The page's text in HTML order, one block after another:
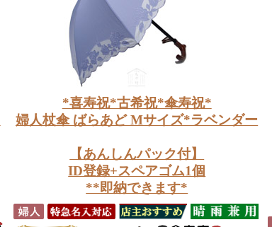
*喜寿祝*古希祝*傘寿祝*
婦人杖傘 ばらあど Mサイズ*ラベンダー
【あんしんパック付】
ID登録+スペアゴム1個
**即納できます*